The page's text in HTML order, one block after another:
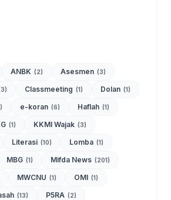
ANBK (2) Asesmen (3)
Classmeeting (1) Dolan (1)
e-koran (6) Haflah (1)
(1) KKMI Wajak (3)
Literasi (10) Lomba (1)
MBG (1) Mifda News (201)
MWCNU (1) OMI (1)
(13) P5RA (2)